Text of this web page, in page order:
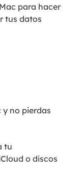
para hacer
tus datos
y no pierdas
tu
o discos